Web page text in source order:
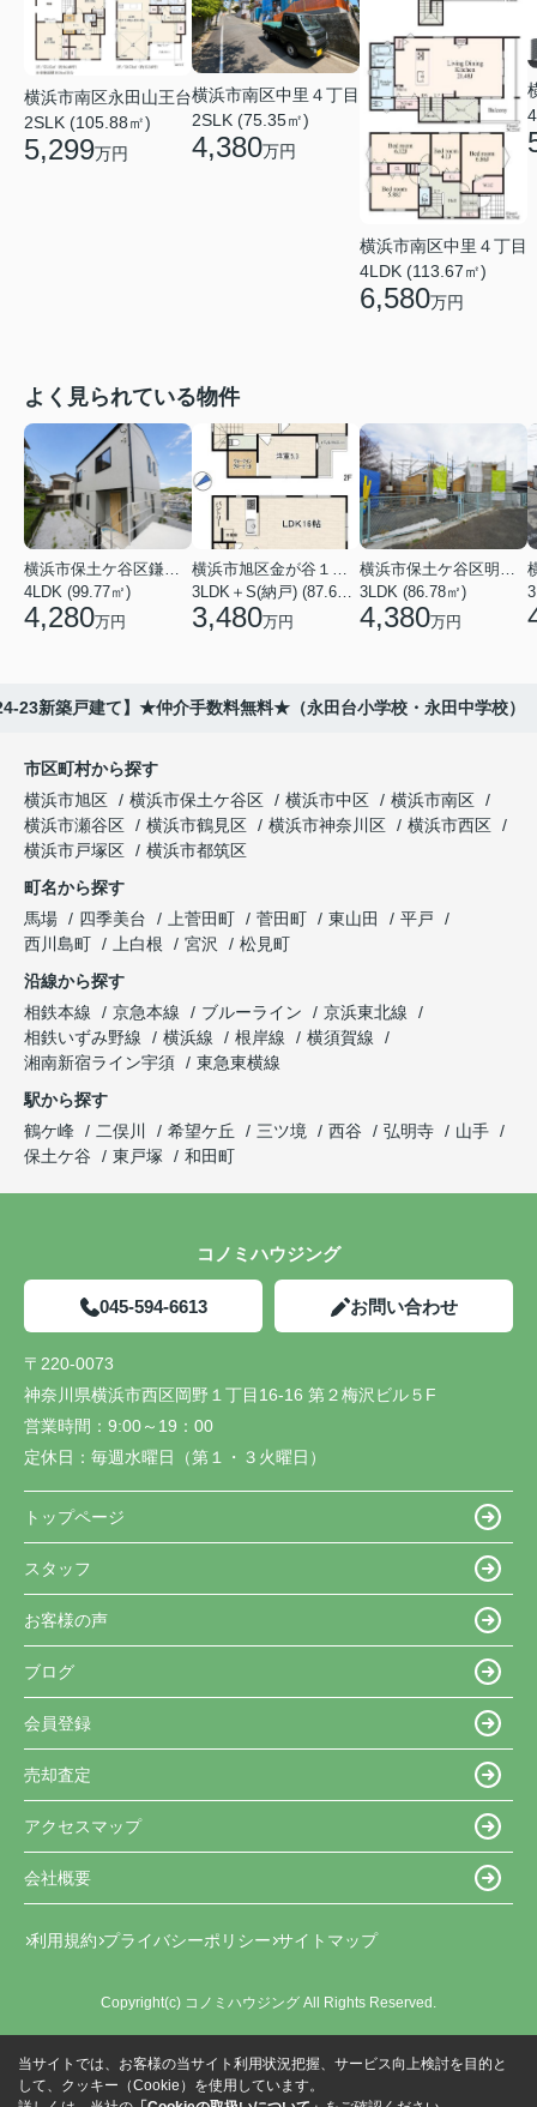
横浜市南区永田山王台
2SLK (105.88㎡)
5,299万円
横浜市南区中里４丁目
2SLK (75.35㎡)
4,380万円
横浜市南区中里４丁目
4LDK (113.67㎡)
6,580万円
よく見られている物件
横浜市保土ケ谷区鎌谷町
4LDK (99.77㎡)
4,280万円
横浜市旭区金が谷１丁目
3LDK＋S(納戸) (87.61㎡)
3,480万円
横浜市保土ケ谷区明神台
3LDK (86.78㎡)
4,380万円
23新築戸建て】★仲介手数料無料★（永田台小学校・永田中学校）
市区町村から探す
横浜市旭区
横浜市保土ケ谷区 横浜市中区
横浜市南区
横浜市瀬谷区
横浜市鶴見区 横浜市神奈川区
横浜市西区
横浜市戸塚区
横浜市都筑区
町名から探す
馬場
四季美台 上菅田町 菅田町 東山田
平戸
西川島町
上白根 宮沢
松見町
沿線から探す
相鉄本線
京急本線 ブルーライン
京浜東北線
相鉄いずみ野線
横浜線 根岸線
横須賀線
湘南新宿ライン宇須
東急東横線
駅から探す
鶴ケ峰
二俣川 希望ケ丘 三ツ境 西谷 弘明寺
山手
保土ケ谷
東戸塚 和田町
コノミハウジング
045-594-6613 お問い合わせ
〒220-0073
神奈川県横浜市西区岡野１丁目16-16 第２梅沢ビル５F
営業時間： 9:00～19：00
定休日： 毎週水曜日（第１・３火曜日）
トップページ
スタッフ
お客様の声
ブログ
会員登録
売却査定
アクセスマップ
会社概要
利用規約 プライバシーポリシー サイトマップ
Copyright(c) コノミハウジング All Rights Reserved.
当サイトでは、お客様の当サイト利用状況把握、サービス向上検討を目的と
して、クッキー（Cookie）を使用しています。